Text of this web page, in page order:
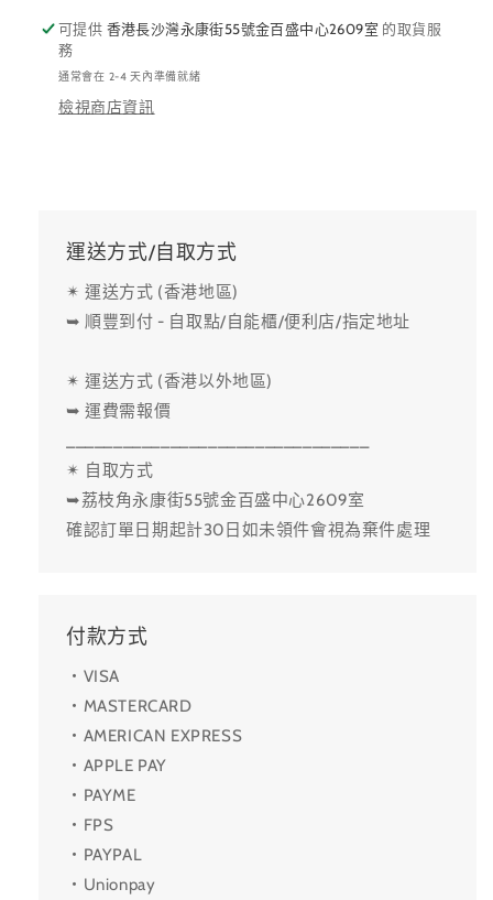
少
加
可提供 香港長沙灣永康街55號金百盛中心2609室 的取貨服
務
通常會在 2-4 天內準備就緒
檢視商店資訊
運送方式/自取方式
✴ 運送方式 (香港地區)
➥ 順豐到付 - 自取點/自能櫃/便利店/指定地址
✴ 運送方式 (香港以外地區)
➥ 運費需報價
✴ 自取方式
➥荔枝角永康街55號金百盛中心2609室
確認訂單日期起計30日如未領件會視為棄件處理
付款方式
・VISA
・MASTERCARD
・AMERICAN EXPRESS
・APPLE PAY
・PAYME
・FPS
・PAYPAL
・Unionpay